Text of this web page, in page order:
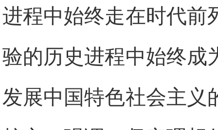
进程中始终走在时代前
验的历史进程中始终成
发展中国特色社会主义